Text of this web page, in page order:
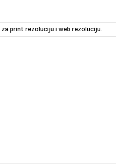
print rezoluciju i web rezoluciju.